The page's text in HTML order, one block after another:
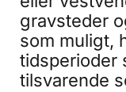
gravsteder
som muligt,
tidsperioder
tilsvarende